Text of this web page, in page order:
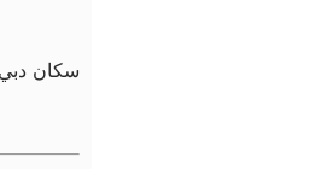
سكان دبي